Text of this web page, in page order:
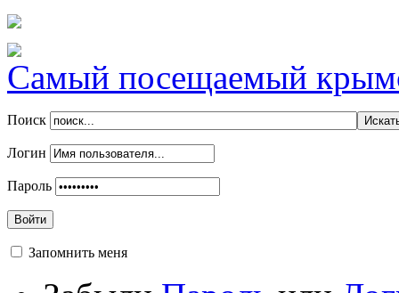
Самый посещаемый
Поиск
Логин
Пароль
Войти
Запомнить меня